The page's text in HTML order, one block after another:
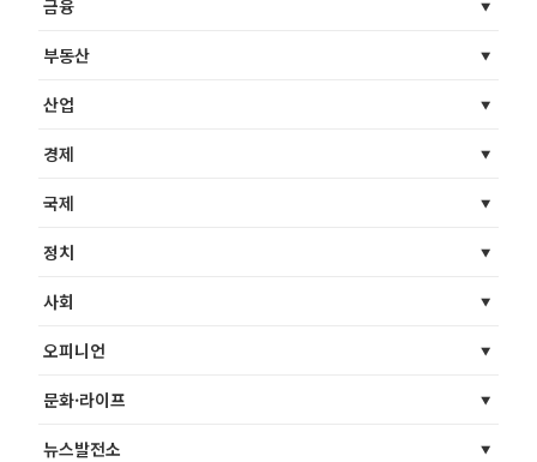
금융
부동산
산업
경제
국제
정치
사회
오피니언
문화·라이프
뉴스발전소